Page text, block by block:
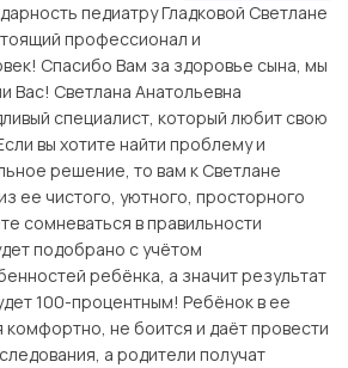
педиатру Гладковой Светлане
профессионал и
Спасибо Вам за здоровье сына, мы
Вас! Светлана Анатольевна
специалист, который любит свою
вы хотите найти проблему и
решение, то вам к Светлане
ее чистого, уютного, просторного
сомневаться в правильности
подобрано с учётом
ребёнка, а значит результат
100-процентным! Ребёнок в ее
комфортно, не боится и даёт провести
а родители получат